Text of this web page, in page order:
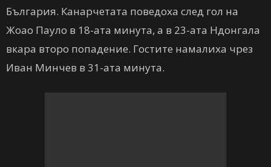
България. Канарчетата поведоха след гол на
Жоао Пауло в 18-ата минута, а в 23-ата Ндонгала
вкара второ попадение. Гостите намалиха чрез
Иван Минчев в 31-ата минута.